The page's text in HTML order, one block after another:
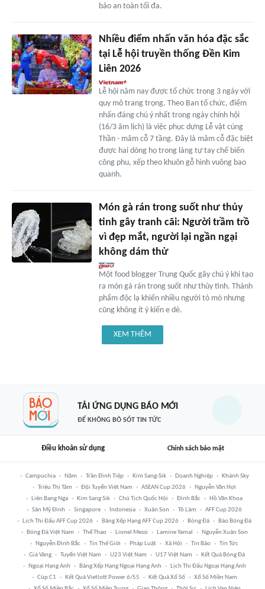
bảo an toàn tối đa.
Nhiều điểm nhấn văn hóa đặc sắc
tại Lễ hội truyền thống Đền Kim
Liên 2026
Lễ hội năm nay được tổ chức trong 3 ngày với
quy mô trang trọng. Theo Ban tổ chức, điểm
nhấn đáng chú ý nhất trong ngày chính hội
(16/3 âm lịch) là việc phục dựng Lễ vật cúng
Thần - mâm cỗ 7 tầng. Đây là mâm cỗ đặc biệt
được hai dòng họ trong làng tự tay chế biến
công phu, xếp theo khuôn gỗ hình vuông bao
quanh.
Món gà rán trong suốt như thủy
tinh gây tranh cãi: Người trầm trồ
vì đẹp mắt, người lại ngần ngại
không dám thử
Một food blogger Trung Quốc gây chú ý khi tạo
ra món gà rán trong suốt như thủy tinh. Thành
phẩm độc lạ khiến nhiều người tò mò nhưng
cũng không ít ý kiến e dè.
XEM THÊM
TẢI ỨNG DỤNG BÁO MỚI
ĐỂ KHÔNG BỎ SÓT TIN TỨC
Điều khoản sử dụng Chính sách bảo mật
Campuchia Năm Trần Đình Tiệp Kim Sang-Sik Doanh Nghiệp
Khánh Sky
Triệu Thị Tâm
Đội Tuyển Việt Nam ASEAN Cup 2026
Nguyễn Văn Hợi
Liên Bang Nga
Kim Sang Sik Chủ Tịch Quốc Hội Đình Bắc
Hồ Văn Khoa
Sân Mỹ Đình
Singapore Indonesia Xuân Son Tô Lâm
AFF Cup 2026
Lịch Thi Đấu AFF Cup 2026
Bảng Xếp Hạng AFF Cup 2026 Bóng Đá
Báo Bóng Đá
Bóng Đá Việt Nam
Thể Thao Lionel Messi Lamine Yamal
Nguyễn Xuân Son
Nguyễn Đình Bắc
Tin Thế Giới Pháp Luật Xã Hội Tin Bão
Tin Tức
Giá Vàng
Tuyển Việt Nam U23 Việt Nam U17 Việt Nam
Kết Quả Bóng Đá
Ngoại Hạng Anh
Bảng Xếp Hạng Ngoại Hạng Anh
Lịch Thi Đấu Ngoại Hạng Anh
Cúp C1
Kết Quả Vietlott Power 6/55 Kết Quả Xổ Số
Xổ Số Miền Nam